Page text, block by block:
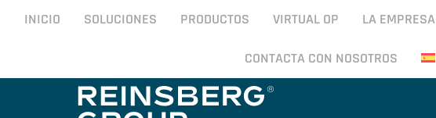
INICIO SOLUCIONES PRODUCTOS VIRTUAL OP LA EMPRESA
CONTACTA CON NOSOTROS